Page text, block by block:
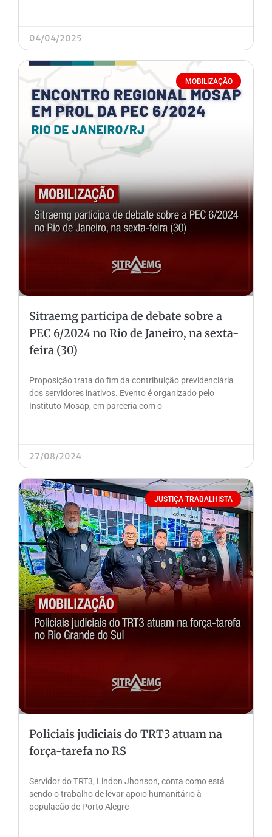
04/04/2025
MOBILIZAÇÃO
Sitraemg participa de debate sobre a
PEC 6/2024 no Rio de Janeiro, na sexta-
feira (30)
Proposição trata do fim da contribuição previdenciária
dos servidores inativos. Evento é organizado pelo
Instituto Mosap, em parceria com o
27/08/2024
JUSTIÇA TRABALHISTA
Policiais judiciais do TRT3 atuam na
força-tarefa no RS
Servidor do TRT3, Lindon Jhonson, conta como está
sendo o trabalho de levar apoio humanitário à
população de Porto Alegre